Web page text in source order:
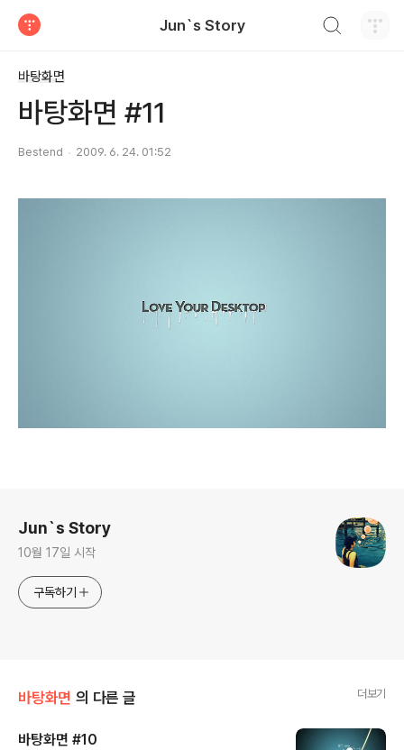
Jun`s Story
바탕화면
바탕화면 #11
Bestend 2009. 6. 24. 01:52
Jun`s Story
10월 17일 시작
구독하기
바탕화면 의 다른 글 더보기
바탕화면 #10